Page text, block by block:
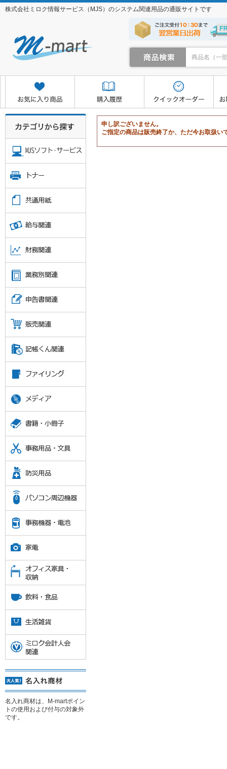
株式会社ミロク情報サービス（MJS）のシステム関連用品の通販サイトです
お取り寄せサービス マイページ
申し訳ございません。
ご指定の商品は販売終了か、ただ今お取扱い
名入れ商材は、M-martポイン
トの使用および付与の対象外
です。